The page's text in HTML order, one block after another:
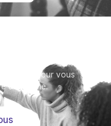
pour vous
démarche.